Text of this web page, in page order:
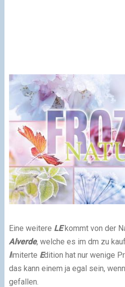
Eine weitere LEkommt von der
Alverde, welche es im dm zu
limiterte Edition hat nur wenige
das kann einem ja egal sein,
gefallen.